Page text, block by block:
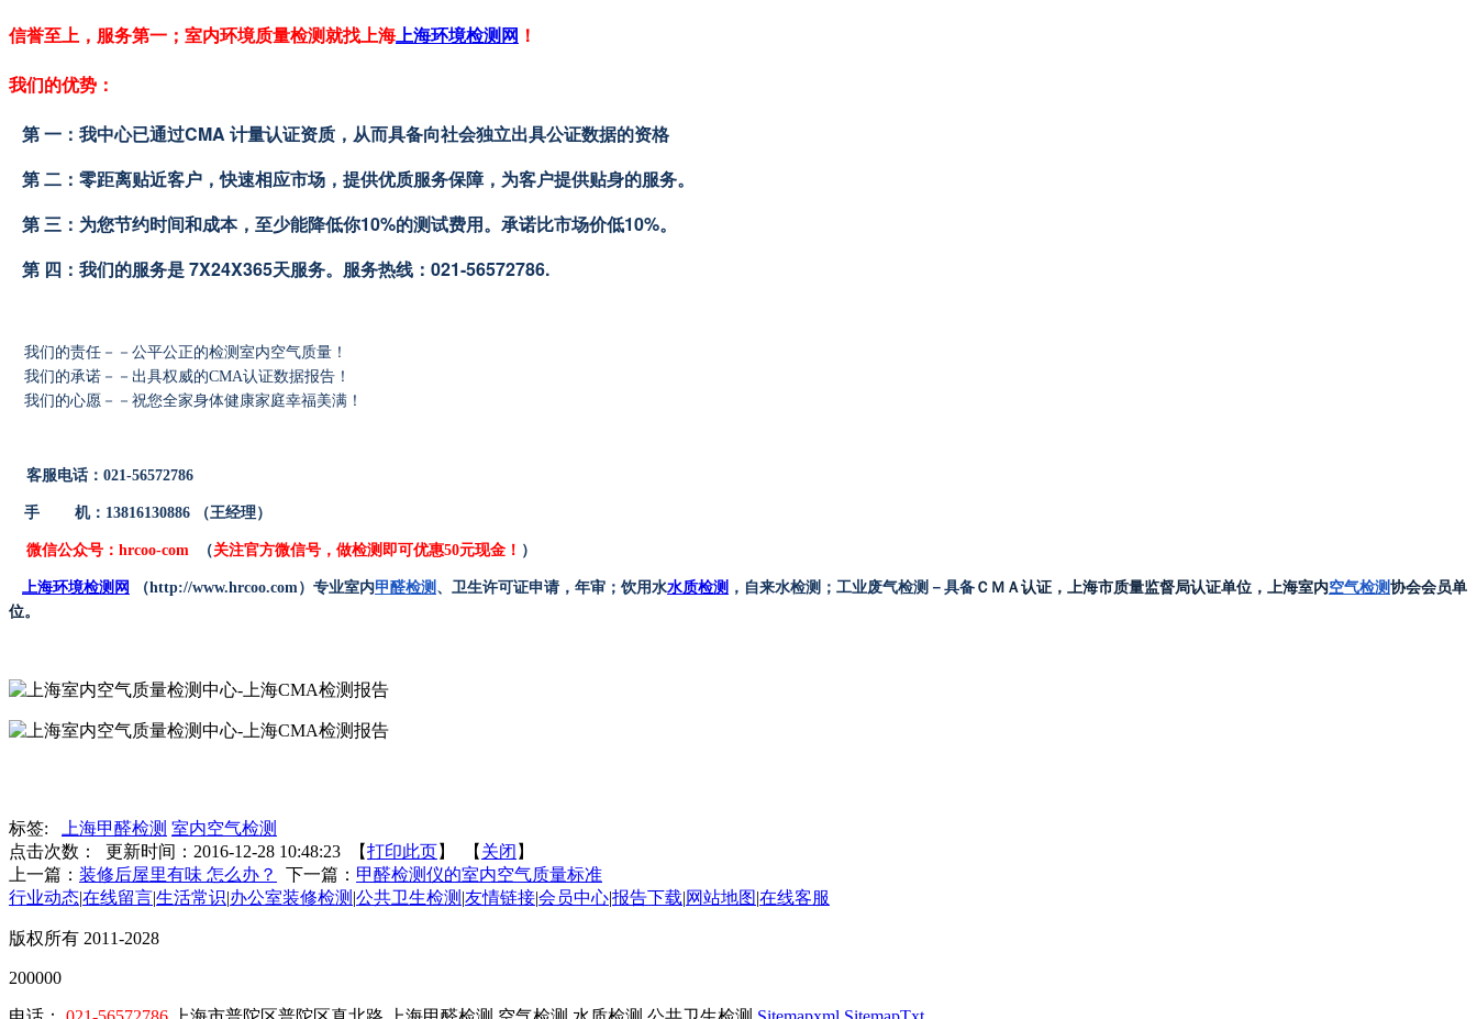
信誉至上，服务第一；室内环境质量检测就找上海上海环境检测网 ！
我们的优势：
第 一：我中心已通过CMA 计量认证资质，从而具备向社会独立出具公证数据的资格
第 二：零距离贴近客户，快速相应市场，提供优质服务保障，为客户提供贴身的服务。
第 三：为您节约时间和成本，至少能降低你10%的测试费用。承诺比市场价低10%。
第 四：我们的服务是 7X24X365天服务。服务热线：021-56572786.
我们的责任－－公平公正的检测室内空气质量 ！
我们的承诺－－出具权威的CMA认证数据报告！
我们的心愿－－祝您全家身体健康家庭幸福美满！
客服电话：021-56572786
手 机：13816130886 （王经理）
微信公众号：hrcoo-com （关注官方微信号，做检测即可优惠50元现金！ ）
上海环境检测网 （http://www.hrcoo.com）专业室内甲醛检测 、卫生许可证申请，年审；饮用水水质检测 ，自来水检测；工业废气检测－具备 ＣＭＡ认证，上海市质量监督局认证单位，上海室内空气检测协会会员单
位。
标签: 上海甲醛检测 室内空气检测
点击次数：
更新时间：2016-12-28 10:48:23 【打印此页 】 【 关闭 】
上一篇： 装修后屋里有味 怎么办？ 下一篇： 甲醛检测仪的室内空气质量标准
行业动态在线留言生活常识 办公室装修检测 公共卫生检测 友情链接会员中心报告下载 网站地图 在线客服
版权所有 2011-2028
200000